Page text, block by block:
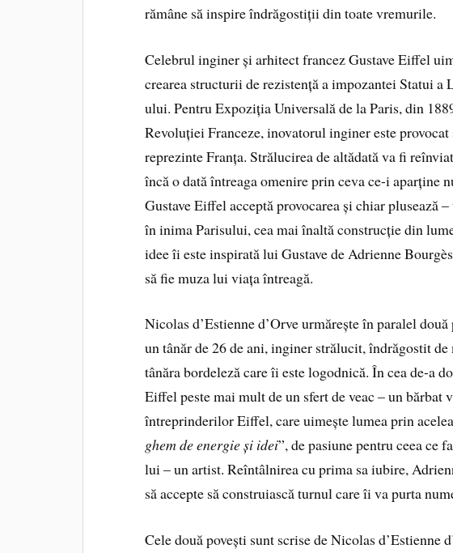
rămâne să inspire îndrăgostiții din toate vremurile.
Celebrul inginer și arhitect francez Gustave Eiffel
crearea structurii de rezistență a impozantei Statui
ului. Pentru Expoziția Universală de la Paris, din
Revoluției Franceze, inovatorul inginer este provocat
reprezinte Franța. Strălucirea de altădată va fi
încă o dată întreaga omenire prin ceva ce-i aparține
Gustave Eiffel acceptă provocarea și chiar plusează
în inima Parisului, cea mai înaltă construcție din
idee îi este inspirată lui Gustave de Adrienne
să fie muza lui viața întreagă.
Nicolas d’Estienne d’Orve urmărește în paralel
un tânăr de 26 de ani, inginer strălucit, îndrăgostit de
tânăra bordeleză care îi este logodnică. În cea de-a
Eiffel peste mai mult de un sfert de veac – un bărbat
întreprinderilor Eiffel, care uimește lumea prin
ghem de energie și idei”, de pasiune pentru ceea ce
lui – un artist. Reîntâlnirea cu prima sa iubire,
să accepte să construiască turnul care îi va purta
Cele două povești sunt scrise de Nicolas d’Estienne